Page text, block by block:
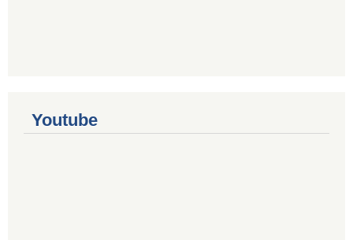
Youtube